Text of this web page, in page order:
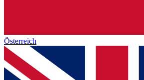
Österreich